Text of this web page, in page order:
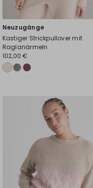
Neuzugänge
Kastiger Strickpullover mit
Raglanärmeln
102,00 €